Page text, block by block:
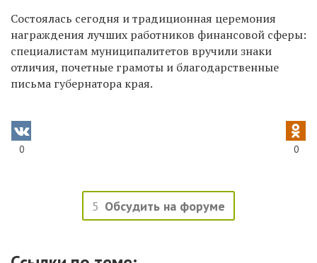
Состоялась сегодня и традиционная церемония
награждения лучших работников финансовой сферы:
специалистам муниципалитетов вручили знаки
отличия, почетные грамоты и благодарственные
письма губернатора края.
0 0
5 Обсудить на форуме